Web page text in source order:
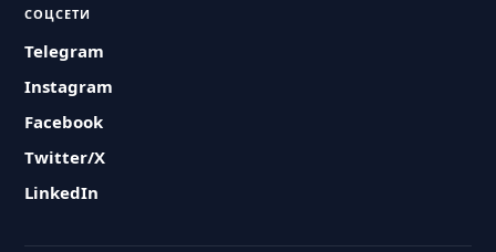
СОЦСЕТИ
Telegram
Instagram
Facebook
Twitter/X
LinkedIn